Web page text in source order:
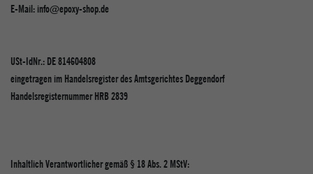
E-Mail: info@epoxy-shop.de
USt-IdNr.: DE 814604808
eingetragen im Handelsregister des Amtsgerichtes Deggendorf
Handelsregisternummer HRB 2839
Inhaltlich Verantwortlicher gemäß § 18 Abs. 2 MStV: